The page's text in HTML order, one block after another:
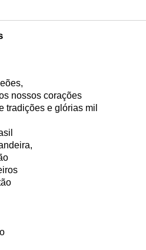
nossos corações
tradições e glórias mil